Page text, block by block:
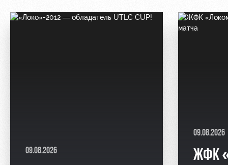
09.08.2026
09.08.2026
ЖФК